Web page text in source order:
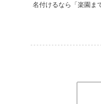
名付けるなら「楽園ま